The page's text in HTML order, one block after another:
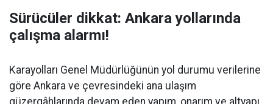
Sürücüler dikkat: Ankara yollarında
çalışma alarmı!
Karayolları Genel Müdürlüğünün yol durumu verilerine
göre Ankara ve çevresindeki ana ulaşım
güzergâhlarında devam eden yapım, onarım ve altyapı